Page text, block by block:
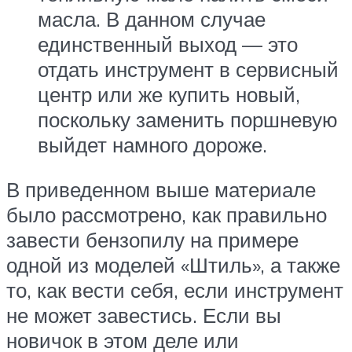
масла. В данном случае
единственный выход — это
отдать инструмент в сервисный
центр или же купить новый,
поскольку заменить поршневую
выйдет намного дороже.
В приведенном выше материале
было рассмотрено, как правильно
завести бензопилу на примере
одной из моделей «Штиль», а также
то, как вести себя, если инструмент
не может завестись. Если вы
новичок в этом деле или